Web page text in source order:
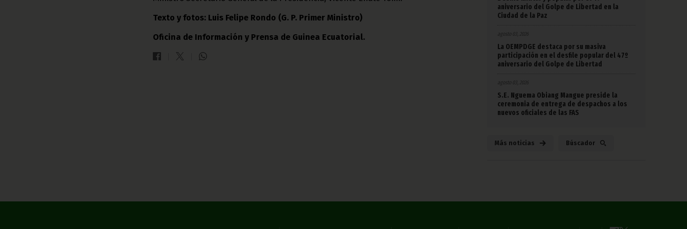
Texto y fotos: Luis Felipe Rondo (G. P. Primer Ministro)
Oficina de Información y Prensa de Guinea Ecuatorial.
aniversario del Golpe de Libertad en la
Ciudad de la Paz
agosto 03, 2026
La OEMPDGE destaca por su masiva
participación en el desfile popular del 47º
aniversario del Golpe de Libertad
agosto 03, 2026
S.E. Nguema Obiang Mangue preside la
ceremonia de entrega de despachos a los
nuevos oficiales de las FAS
Más noticias Búscador